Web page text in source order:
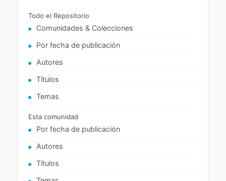
Todo el Repositorio
Comunidades & Colecciones
Por fecha de publicación
Autores
Títulos
Temas
Esta comunidad
Por fecha de publicación
Autores
Títulos